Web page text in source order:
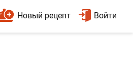
Войти
Новый рецепт